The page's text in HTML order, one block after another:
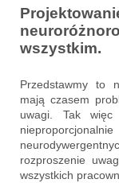
wszystkim.
Przedstawmy to
mają czasem
uwagi. Tak
rozproszenie
wszystkich